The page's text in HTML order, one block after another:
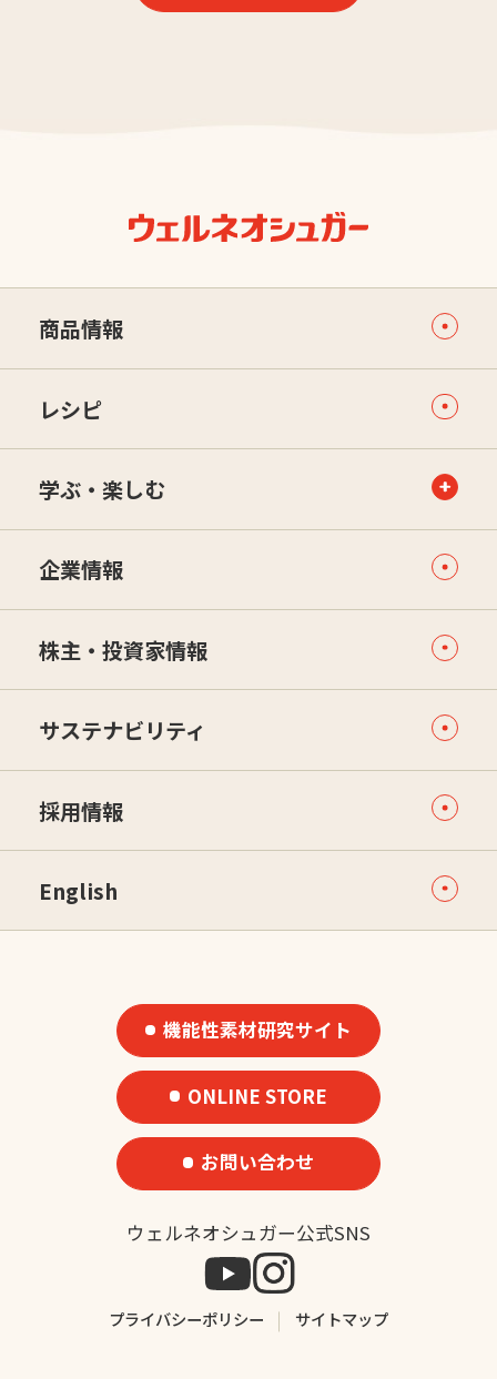
商品情報
レシピ
学ぶ・楽しむ
企業情報
株主・投資家情報
サステナビリティ
採用情報
English
機能性素材研究サイト
ONLINE STORE
お問い合わせ
ウェルネオシュガー公式SNS
プライバシーポリシー サイトマップ